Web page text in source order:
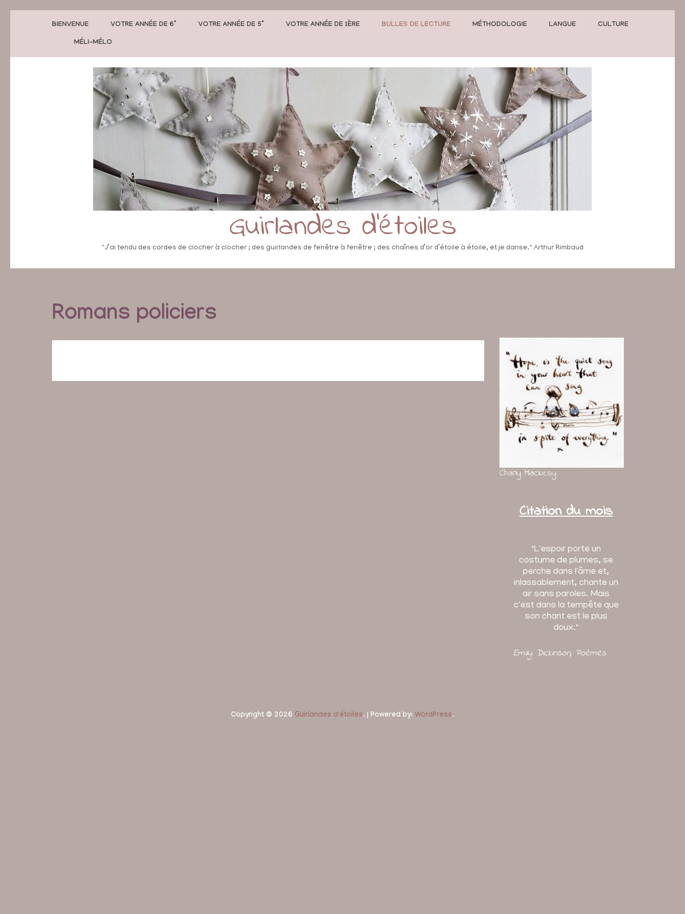
BIENVENUE VOTRE ANNÉE DE 6° VOTRE ANNÉE DE 5° VOTRE ANNÉE DE 1ÈRE BULLES DE LECTURE MÉTHODOLOGIE LANGUE CULTURE
MÉLI-MÉLO
Guirlandes d’étoiles
"J’ai tendu des cordes de clocher à clocher ; des guirlandes de fenêtre à fenêtre ; des chaînes d’or d’étoile à étoile, et je danse." Arthur Rimbaud
Romans policiers
Charly Mackesy
Citation du mois
"L'espoir porte un
costume de plumes, se
perche dans l'âme et,
inlassablement, chante un
air sans paroles. Mais
c'est dans la tempête que
son chant est le plus
doux."
Emily Dickinson, Poèmes
Copyright © 2026 Guirlandes d'étoiles. | Powered by: WordPress.